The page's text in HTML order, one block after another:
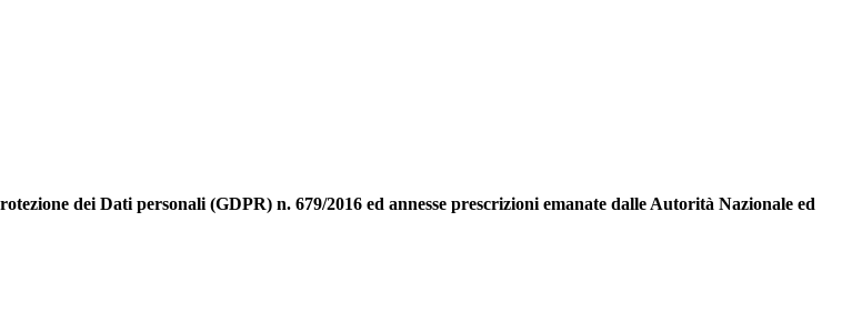
dei Dati personali (GDPR) n. 679/2016 ed annesse prescrizioni emanate dalle Autorità Nazionale ed